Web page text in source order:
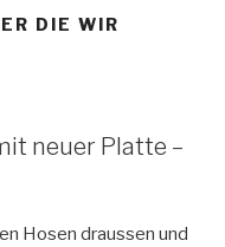
DIE WIR
neuer Platte –
Hosen draussen und